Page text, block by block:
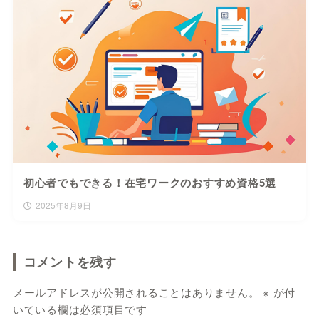
初心者でもできる！在宅ワークのおすすめ資格5選
2025年8月9日
コメントを残す
メールアドレスが公開されることはありません。 ※ が付
いている欄は必須項目です